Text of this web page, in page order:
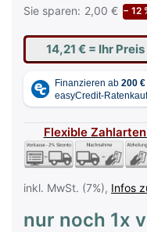
Sie sparen: 2,00 € − 12
14,21 € = Ihr
Flexible
inkl. MwSt. (7%), Infos
nur noch 1x